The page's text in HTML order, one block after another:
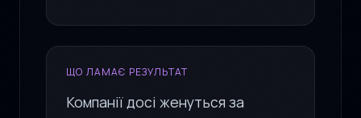
ЩО ЛАМАЄ РЕЗУЛЬТАТ
Компанії досі женуться за